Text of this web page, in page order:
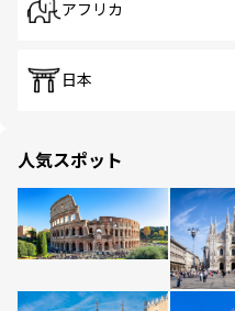
アフリカ
日本
人気スポット